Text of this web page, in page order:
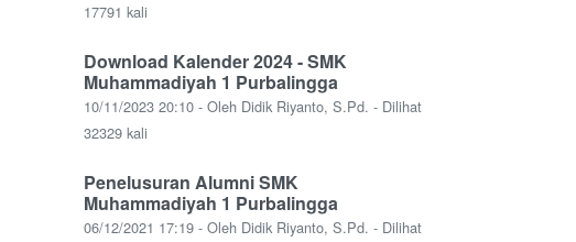
17791 kali
Download Kalender 2024 - SMK
Muhammadiyah 1 Purbalingga
10/11/2023 20:10 - Oleh Didik Riyanto, S.Pd. - Dilihat
32329 kali
Penelusuran Alumni SMK
Muhammadiyah 1 Purbalingga
06/12/2021 17:19 - Oleh Didik Riyanto, S.Pd. - Dilihat